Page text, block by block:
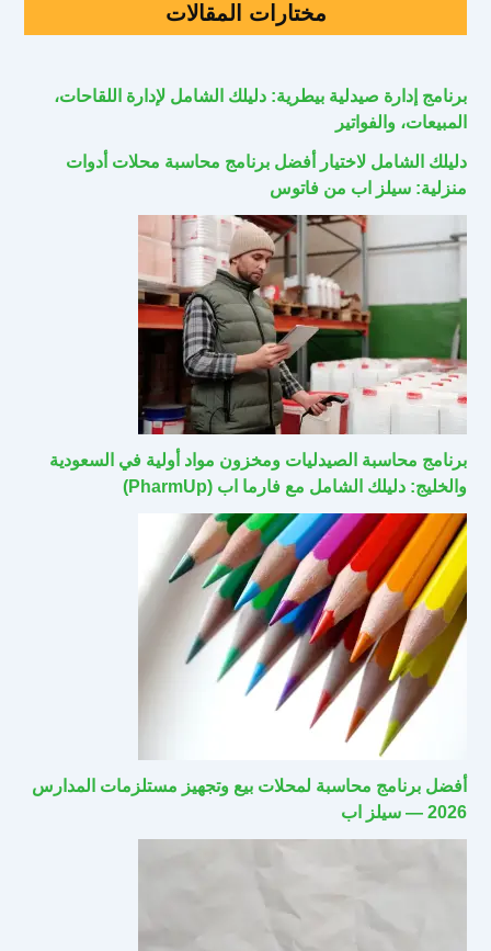
مختارات المقالات
برنامج إدارة صيدلية بيطرية: دليلك الشامل لإدارة اللقاحات،
المبيعات، والفواتير
دليلك الشامل لاختيار أفضل برنامج محاسبة محلات أدوات
منزلية: سيلز اب من فاتوس
برنامج محاسبة الصيدليات ومخزون مواد أولية في السعودية
والخليج: دليلك الشامل مع فارما اب (PharmUp)
أفضل برنامج محاسبة لمحلات بيع وتجهيز مستلزمات المدارس
2026 — سيلز اب